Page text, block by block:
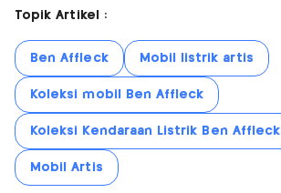
Topik Artikel :
Ben Affleck Mobil listrik artis
Koleksi mobil Ben Affleck
Koleksi Kendaraan Listrik Ben Affleck
Mobil Artis